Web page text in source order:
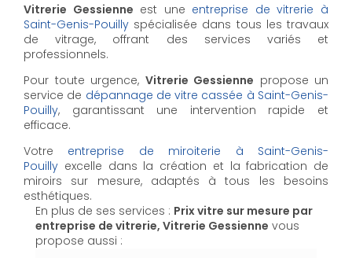
Vitrerie Gessienne est une entreprise de vitrerie à
Saint-Genis-Pouilly spécialisée dans tous les travaux
de vitrage, offrant des services variés et
professionnels.
Pour toute urgence, Vitrerie Gessienne propose un
service de dépannage de vitre cassée à Saint-Genis-
Pouilly, garantissant une intervention rapide et
efficace.
Votre entreprise de miroiterie à Saint-Genis-
Pouilly excelle dans la création et la fabrication de
miroirs sur mesure, adaptés à tous les besoins
esthétiques.
En plus de ses services : Prix vitre sur mesure par
entreprise de vitrerie, Vitrerie Gessienne vous
propose aussi :